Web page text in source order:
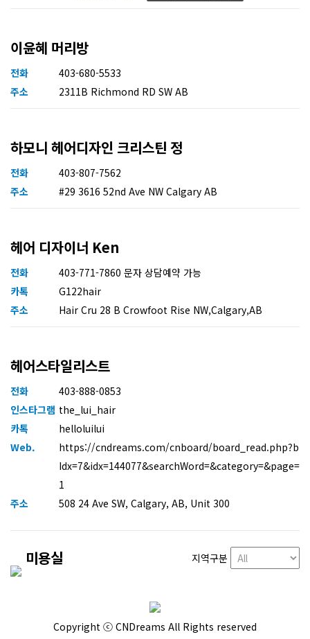
이윤혜 머리방
전화
403-680-5533
주소
2311B Richmond RD SW AB
하모니 헤어디자인 크리스틴 정
전화
403-807-7562
주소
#29 3616 52nd Ave NW Calgary AB
헤어 디자이너 Ken
전화
403-771-7860 문자 상담예약 가능
카톡
G122hair
주소
Hair Cru 28 B Crowfoot Rise NW,Calgary,AB
헤어스타일리스트
전화
403-888-0853
인스타그램 the_lui_hair
카톡
helloluilui
Web.
https://cndreams.com/cnboard/board_read.php?b
Idx=7&idx=144077&searchWord=&category=&page=
1
주소
508 24 Ave SW, Calgary, AB, Unit 300
미용실 지역구분
Copyright ⓒ CNDreams All Rights reserved